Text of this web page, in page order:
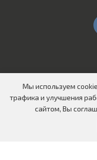
© 2026
ООО
Мы используем
трафика и улучшения
сайтом, Вы